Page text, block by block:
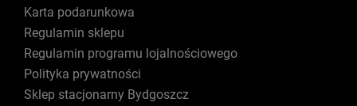
Karta podarunkowa
Regulamin sklepu
Regulamin programu lojalnościowego
Polityka prywatności
Sklep stacjonarny Bydgoszcz